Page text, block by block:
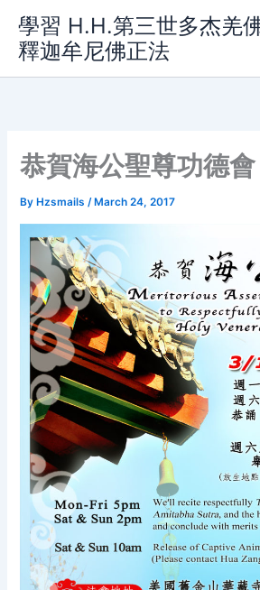
content
學習 H.H.第三世多杰羌
釋迦牟尼佛正法
恭賀海公聖尊功德會
By Hzsmails/ March 24, 2017